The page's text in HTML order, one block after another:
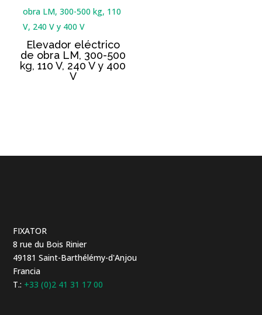
Elevador eléctrico
de obra LM, 300-500
kg, 110 V, 240 V y 400
V
FIXATOR
8 rue du Bois Rinier
49181 Saint-Barthélémy-d'Anjou
Francia
T.: +33 (0)2 41 31 17 00